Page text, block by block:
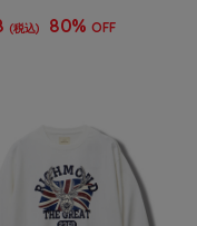
(税込) 80% OFF